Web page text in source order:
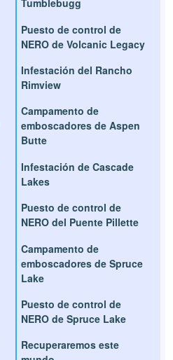
Tumblebugg
Puesto de control de
NERO de Volcanic Legacy
Infestación del Rancho
Rimview
Campamento de
emboscadores de Aspen
Butte
Infestación de Cascade
Lakes
Puesto de control de
NERO del Puente Pillette
Campamento de
emboscadores de Spruce
Lake
Puesto de control de
NERO de Spruce Lake
Recuperaremos este